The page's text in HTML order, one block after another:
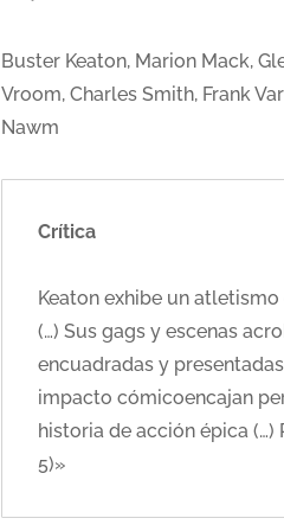
Buster Keaton, Marion Mack,
Vroom, Charles Smith, Frank
Nawm
Crítica
Keaton exhibe un
(…) Sus gags y escenas
encuadradas y
impacto cómicoencajan
historia de acción épica
5)»